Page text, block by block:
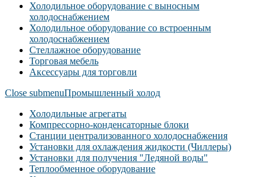
Холодильное оборудование с выносным
холодоснабжением
Холодильное оборудование со встроенным
холодоснабжением
Стеллажное оборудование
Торговая мебель
Аксессуары для торговли
Close submenuПромышленный холод
Холодильные агрегаты
Компрессорно-конденсаторные блоки
Станции централизованного холодоснабжения
Установки для охлаждения жидкости (Чиллеры)
Установки для получения "Ледяной воды"
Теплообменное оборудование